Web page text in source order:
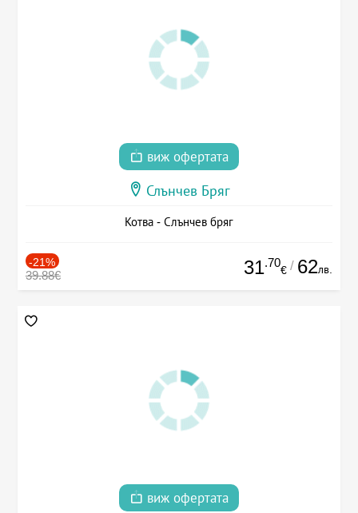
виж офертата
Слънчев Бряг
Котва - Слънчев бряг
-21%
39.88€ 31.70
€ / 62лв.
виж офертата